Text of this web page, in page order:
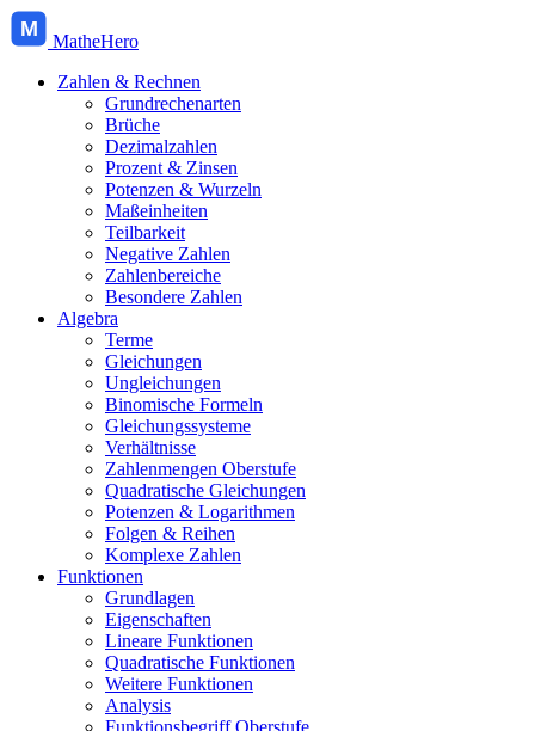
M
MatheHero
Zahlen & Rechnen
Grundrechenarten
Brüche
Dezimalzahlen
Prozent & Zinsen
Potenzen & Wurzeln
Maßeinheiten
Teilbarkeit
Negative Zahlen
Zahlenbereiche
Besondere Zahlen
Algebra
Terme
Gleichungen
Ungleichungen
Binomische Formeln
Gleichungssysteme
Verhältnisse
Zahlenmengen Oberstufe
Quadratische Gleichungen
Potenzen & Logarithmen
Folgen & Reihen
Komplexe Zahlen
Funktionen
Grundlagen
Eigenschaften
Lineare Funktionen
Quadratische Funktionen
Weitere Funktionen
Analysis
Funktionsbegriff Oberstufe